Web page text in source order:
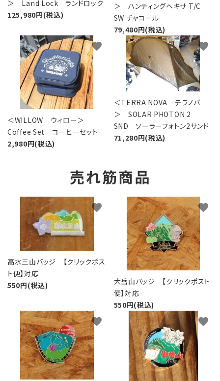
＞ Land Lock ランドロック
125,980円(税込)
＞ ハンティングヘキサ T/C
SW チャコール
79,480円(税込)
＜WILLOW ウィロー＞
Coffee Set コーヒーセット
2,980円(税込)
favorite
＜TERRA NOVA テラノバ
＞ SOLAR PHOTON 2
SND ソーラーフォトン2サンド
71,280円(税込)
favorite
売れ筋商品
高水三山バッジ 【クリックポス
ト便】対応
550円(税込)
favorite
大岳山バッジ 【クリックポスト
便】対応
550円(税込)
favorite
favorite favorite